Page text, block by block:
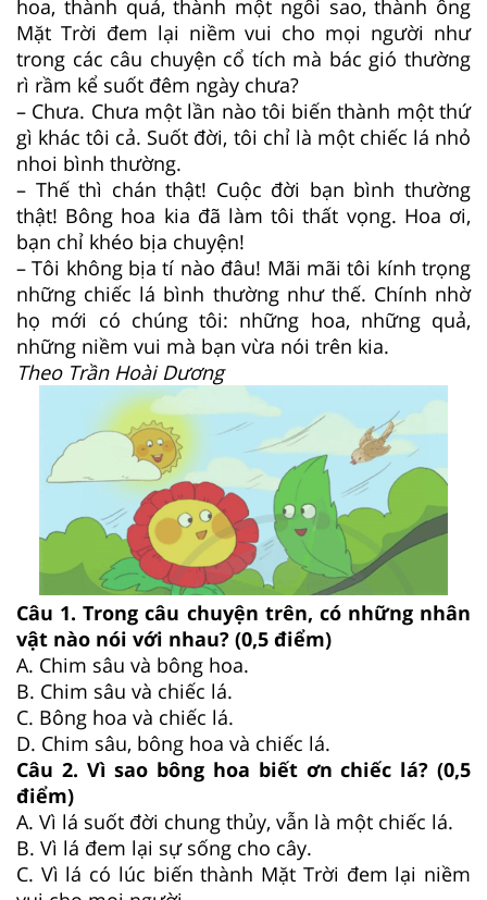
hoa, thành quả, thành một ngôi sao, thành ông
Mặt Trời đem lại niềm vui cho mọi người như
trong các câu chuyện cổ tích mà bác gió thường
rì rầm kể suốt đêm ngày chưa?
– Chưa. Chưa một lần nào tôi biến thành một thứ
gì khác tôi cả. Suốt đời, tôi chỉ là một chiếc lá nhỏ
nhoi bình thường.
– Thế thì chán thật! Cuộc đời bạn bình thường
thật! Bông hoa kia đã làm tôi thất vọng. Hoa ơi,
bạn chỉ khéo bịa chuyện!
– Tôi không bịa tí nào đâu! Mãi mãi tôi kính trọng
những chiếc lá bình thường như thế. Chính nhờ
họ mới có chúng tôi: những hoa, những quả,
những niềm vui mà bạn vừa nói trên kia.
Theo Trần Hoài Dương
Câu 1. Trong câu chuyện trên, có những nhân
vật nào nói với nhau? (0,5 điểm)
A. Chim sâu và bông hoa.
B. Chim sâu và chiếc lá.
C. Bông hoa và chiếc lá.
D. Chim sâu, bông hoa và chiếc lá.
Câu 2. Vì sao bông hoa biết ơn chiếc lá? (0,5
điểm)
A. Vì lá suốt đời chung thủy, vẫn là một chiếc lá.
B. Vì lá đem lại sự sống cho cây.
C. Vì lá có lúc biến thành Mặt Trời đem lại niềm